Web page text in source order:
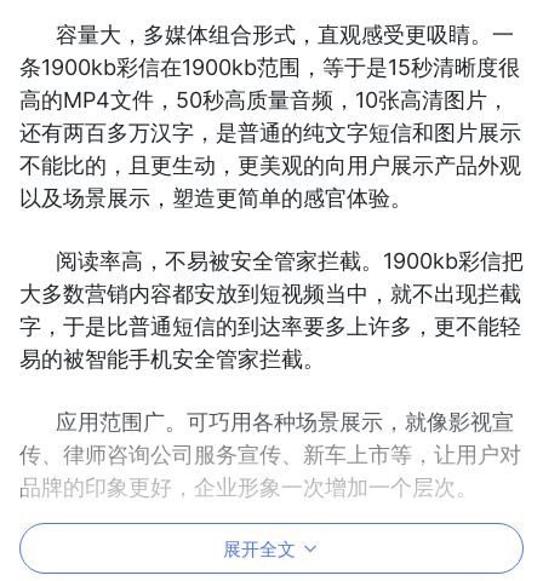
容量大，多媒体组合形式，直观感受更吸睛。一
条1900kb彩信在1900kb范围，等于是15秒清晰度很
高的MP4文件，50秒高质量音频，10张高清图片，
还有两百多万汉字，是普通的纯文字短信和图片展示
不能比的，且更生动，更美观的向用户展示产品外观
以及场景展示，塑造更简单的感官体验。
阅读率高，不易被安全管家拦截。1900kb彩信把
大多数营销内容都安放到短视频当中，就不出现拦截
字，于是比普通短信的到达率要多上许多，更不能轻
易的被智能手机安全管家拦截。
应用范围广。可巧用各种场景展示，就像影视宣
传、律师咨询公司服务宣传、新车上市等，让用户对
品牌的印象更好，企业形象一次增加一个层次。
展开全文